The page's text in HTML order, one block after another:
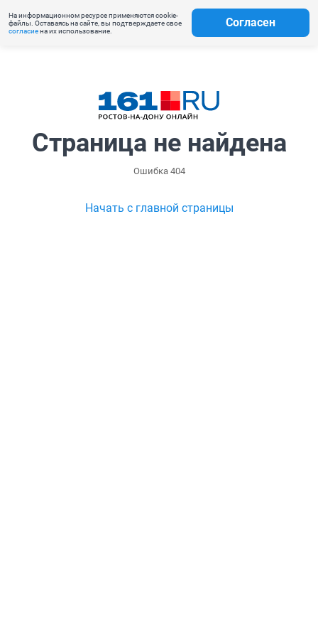
На информационном ресурсе применяются cookie-
файлы. Оставаясь на сайте, вы подтверждаете свое
согласиена их использование.
Согласен
Страница не найдена
Ошибка 404
Начать с главной страницы